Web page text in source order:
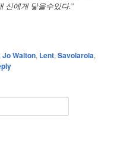
신에게 닿을수있다.”
,Jo Walton, Lent,Savolarola,